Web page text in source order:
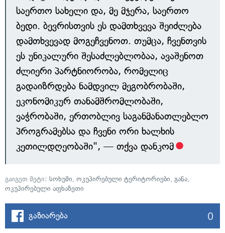
საერთო სახელი და, მე მჯერა, საერთო
ბედი. ბევრისთვის ეს დამთხვევა შეიძლება
დამთხვევად მოგეჩვენოთ. თუმცა, ჩვენთვის
ეს უნიკალური შესაძლებლობაა, ავაშენოთ
ძლიერი პარტნიორობა, რომელიც
გადაიზრდება ნამდვილ მეგობრობაში,
ეკონომიკურ თანამშრომლობაში,
ვაჭრობაში, ერთობლივ საგანმანათლებლო
პროგრამებსა და ჩვენი ორი ხალხის
კეთილდღეობაში", — თქვა დანკომ
გაიგეთ მეტი: სოხუმი, ოკუპირებული ტერიტორიები, განა,
ოკუპირებული აფხაზეთი
გაზიარება 0